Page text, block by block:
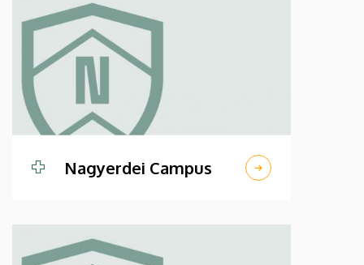
Nagyerdei Campus